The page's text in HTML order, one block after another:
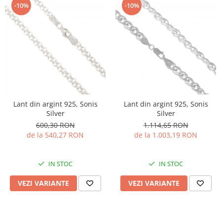
-10%
Lant din argint 925, Sonis
Silver
600,30 RON
de la 540,27 RON
IN STOC
VEZI VARIANTE
-10%
Lant din argint 925, Sonis
Silver
1.114,65 RON
de la 1.003,19 RON
IN STOC
VEZI VARIANTE